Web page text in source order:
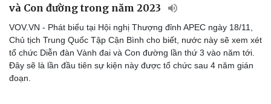
Du lịch
Tư vấn
Săn Tour
check-in
Podcast
Câu chuyện thời sự
Đọc truyện đêm khuya
và Con đường trong năm 2023
VOV.VN - Phát biểu tại Hội nghị Thượng đỉnh APEC ngày 18/11,
Chủ tịch Trung Quốc Tập Cận Bình cho biết, nước này sẽ xem xét
tổ chức Diễn đàn Vành đai và Con đường lần thứ 3 vào năm tới.
Đây sẽ là lần đầu tiên sự kiện này được tổ chức sau 4 năm gián
đoạn.